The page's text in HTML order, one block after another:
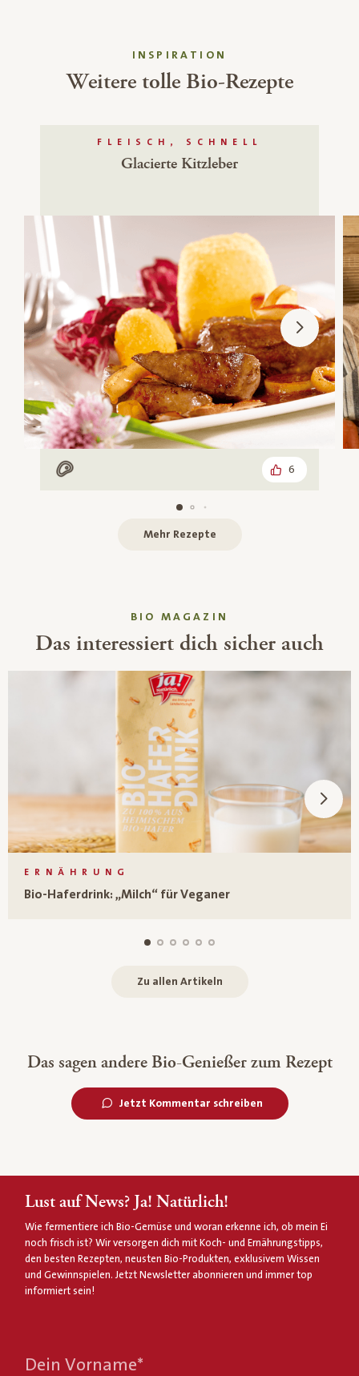
INSPIRATION
Weitere tolle Bio-Rezepte
FLEISCH, SCHNELL
Glacierte Kitzleber
Mit Fleisch 6
Mehr Rezepte
BIO MAGAZIN
Das interessiert dich sicher auch
ERNÄHRUNG
Bio-Haferdrink: „Milch“ für Veganer
Zu allen Artikeln
Das sagen andere Bio-Genießer zum Rezept
Jetzt Kommentar schreiben
Lust auf News? Ja! Natürlich!
Wie fermentiere ich Bio-Gemüse und woran erkenne ich, ob mein Ei
noch frisch ist? Wir versorgen dich mit Koch- und Ernährungstipps,
den besten Rezepten, neusten Bio-Produkten, exklusivem Wissen
und Gewinnspielen. Jetzt Newsletter abonnieren und immer top
informiert sein!
Dein Vorname*